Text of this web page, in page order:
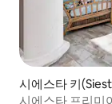
시에스타 키
시에스타 프리미